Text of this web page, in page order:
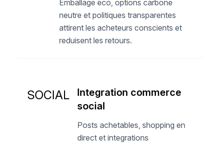
Emballage eco, options carbone
neutre et politiques transparentes
attirent les acheteurs conscients et
reduisent les retours.
SOCIAL
Integration commerce
social
Posts achetables, shopping en
direct et integrations